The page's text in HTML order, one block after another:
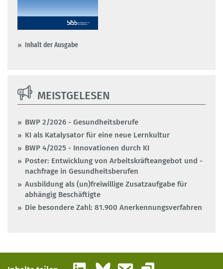
Inhalt der Ausgabe
MEISTGELESEN
BWP 2/2026 - Gesundheitsberufe
KI als Katalysator für eine neue Lernkultur
BWP 4/2025 - Innovationen durch KI
Poster: Entwicklung von Arbeitskräfteangebot und -
nachfrage in Gesundheitsberufen
Ausbildung als (un)freiwillige Zusatzaufgabe für
abhängig Beschäftigte
Die besondere Zahl: 81.900 Anerkennungsverfahren
LinkedInBlueskyE-Mail